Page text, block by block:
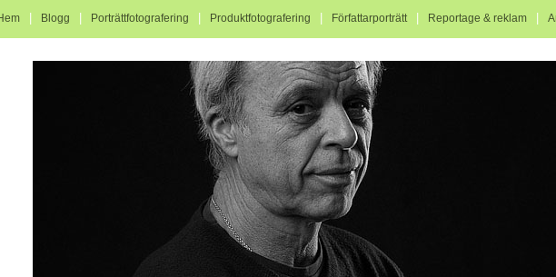
Blogg Porträttfotografering Produktfotografering Författarporträtt Reportage & reklam